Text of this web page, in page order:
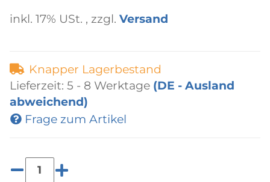
inkl. 17% USt. , zzgl. Versand
Knapper Lagerbestand
Lieferzeit: 5 - 8 Werktage (DE - Ausland
abweichend)
Frage zum Artikel